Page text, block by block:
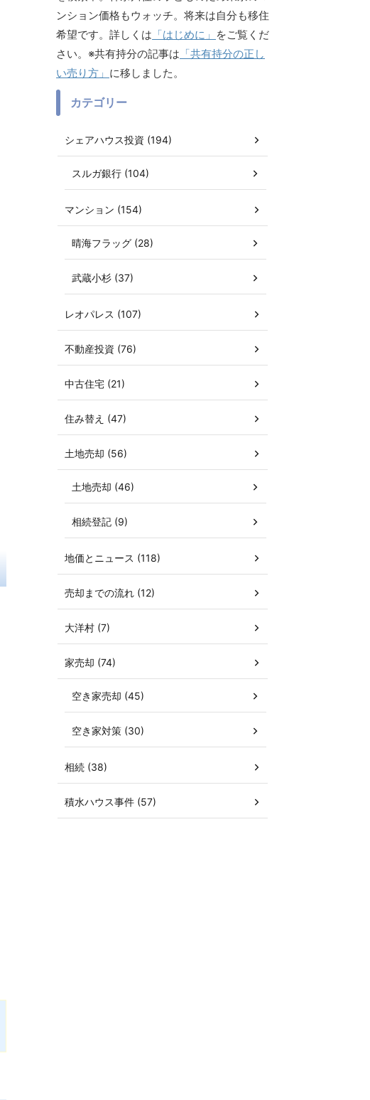
ンション価格もウォッチ。将来は自分も移住
希望です。詳しくは 「はじめに」 をご覧くだ
さい。※共有持分の記事は 「共有持分の正し
い売り方」 に移しました。
カテゴリー
シェアハウス投資 (194)
スルガ銀行 (104)
マンション (154)
晴海フラッグ (28)
武蔵小杉 (37)
レオパレス (107)
不動産投資 (76)
中古住宅 (21)
住み替え (47)
土地売却 (56)
土地売却 (46)
相続登記 (9)
地価とニュース (118)
売却までの流れ (12)
大洋村 (7)
家売却 (74)
空き家売却 (45)
空き家対策 (30)
相続 (38)
積水ハウス事件 (57)